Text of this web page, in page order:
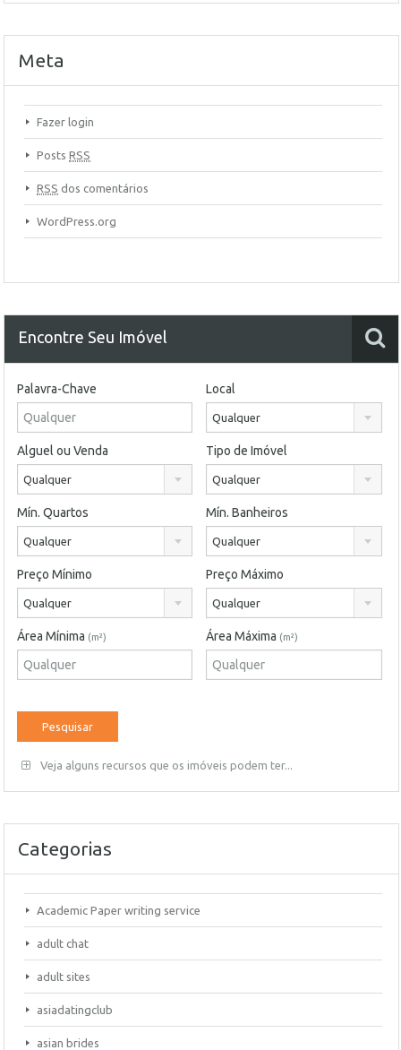
Meta
Fazer login
Posts RSS
RSS dos comentários
WordPress.org
Encontre Seu Imóvel
Palavra-Chave Local
Qualquer
Alguel ou Venda
Qualquer
Tipo de Imóvel
Qualquer
Mín. Quartos
Qualquer
Mín. Banheiros
Qualquer
Preço Mínimo
Qualquer
Preço Máximo
Qualquer
Área Mínima (m²) Área Máxima (m²)
Veja alguns recursos que os imóveis podem ter...
Categorias
Academic Paper writing service
adult chat
adult sites
asiadatingclub
asian brides